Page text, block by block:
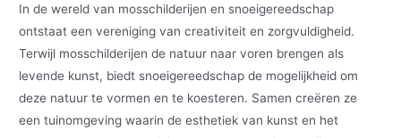
In de wereld van mosschilderijen en snoeigereedschap
ontstaat een vereniging van creativiteit en zorgvuldigheid.
Terwijl mosschilderijen de natuur naar voren brengen als
levende kunst, biedt snoeigereedschap de mogelijkheid om
deze natuur te vormen en te koesteren. Samen creëren ze
een tuinomgeving waarin de esthetiek van kunst en het